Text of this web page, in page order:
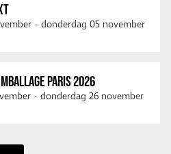
- donderdag 05 november
PARIS 2026
- donderdag 26 november